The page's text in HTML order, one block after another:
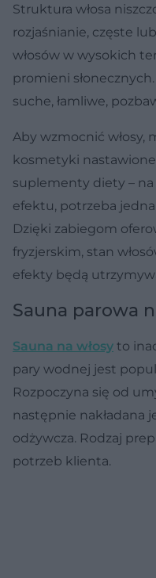
Struktura włosa
rozjaśnianie, częste
włosów w wysokich
promieni
suche, łamliwe,
Aby wzmocnić włosy,
kosmetyki
suplementy diety –
efektu, potrzeba
Dzięki zabiegom
fryzjerskim, stan
efekty będą
Sauna parowa
Sauna na włosy to
pary wodnej jest
Rozpoczyna się od
następnie nakładana
odżywcza. Rodzaj
potrzeb klienta.